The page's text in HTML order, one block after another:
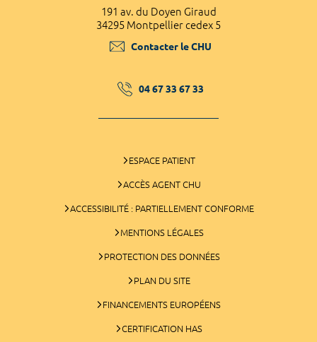
191 av. du Doyen Giraud
34295 Montpellier cedex 5
Contacter le CHU
04 67 33 67 33
ESPACE PATIENT
ACCÈS AGENT CHU
ACCESSIBILITÉ : PARTIELLEMENT CONFORME
MENTIONS LÉGALES
PROTECTION DES DONNÉES
PLAN DU SITE
FINANCEMENTS EUROPÉENS
CERTIFICATION HAS